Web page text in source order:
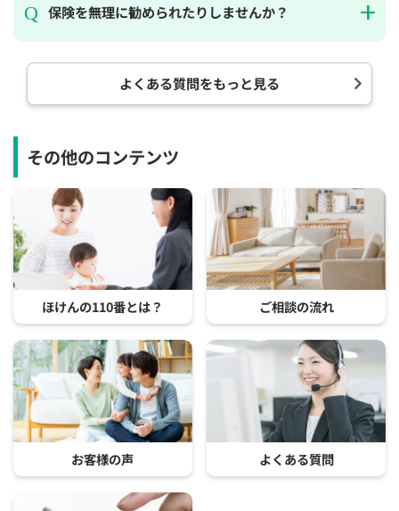
保険を無理に勧められたりしませんか？
よくある質問をもっと見る
その他のコンテンツ
ほけんの110番とは？ ご相談の流れ
お客様の声 よくある質問